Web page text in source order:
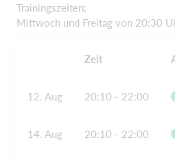
Trainingszeiten:
Mittwoch und Freitag von 20:30
Zeit
12. Aug 20:10 - 22:00
14. Aug 20:10 - 22:00